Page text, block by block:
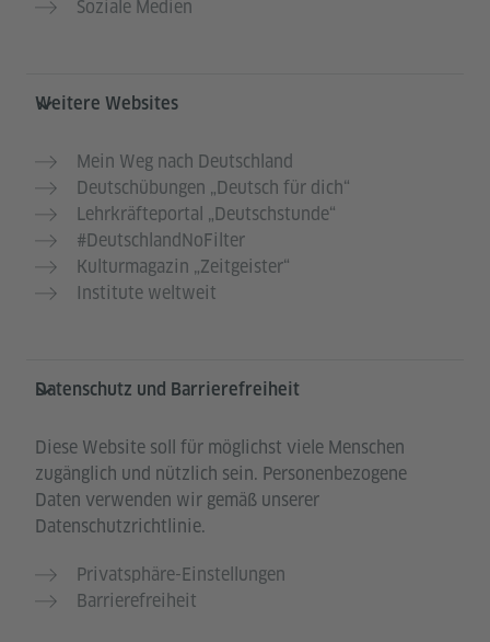
Soziale Medien
Weitere Websites
Mein Weg nach Deutschland
Deutschübungen „Deutsch für dich“
Lehrkräfteportal „Deutschstunde“
#DeutschlandNoFilter
Kulturmagazin „Zeitgeister“
Institute weltweit
Datenschutz und Barrierefreiheit
Diese Website soll für möglichst viele Menschen
zugänglich und nützlich sein. Personenbezogene
Daten verwenden wir gemäß unserer
Datenschutzrichtlinie.
Privatsphäre-Einstellungen
Barrierefreiheit